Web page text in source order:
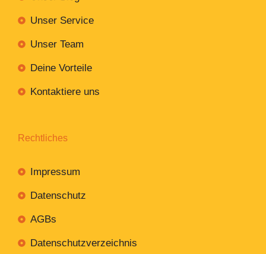
Unser Service
Unser Team
Deine Vorteile
Kontaktiere uns
Rechtliches
Impressum
Datenschutz
AGBs
Datenschutzverzeichnis